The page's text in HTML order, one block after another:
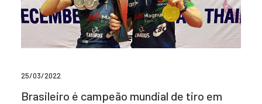
25/03/2022
Brasileiro é campeão mundial de tiro em